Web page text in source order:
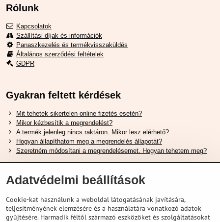
Rólunk
Kapcsolatok
Szállítási díjak és információk
Panaszkezelés és termékvisszaküldés
Általános szerződési feltételek
GDPR
Gyakran feltett kérdések
Mit tehetek sikertelen online fizetés esetén?
Mikor kézbesítik a megrendelést?
A termék jelenleg nincs raktáron. Mikor lesz elérhető?
Hogyan állapíthatom meg a megrendelés állapotát?
Szeretném módosítani a megrendelésemet. Hogyan tehetem meg?
Hasznos Linkek
Hogyan válasszuk ki a megfelelő felfüggesztési villát ?
Hogyan válasszuk ki a megfelelő méretű sisakot?
Adatvédelmi beállítások
Cookie-kat használunk a weboldal látogatásának javítására,
teljesítményének elemzésére és a használatára vonatkozó adatok
gyűjtésére. Harmadik féltől származó eszközöket és szolgáltatásokat